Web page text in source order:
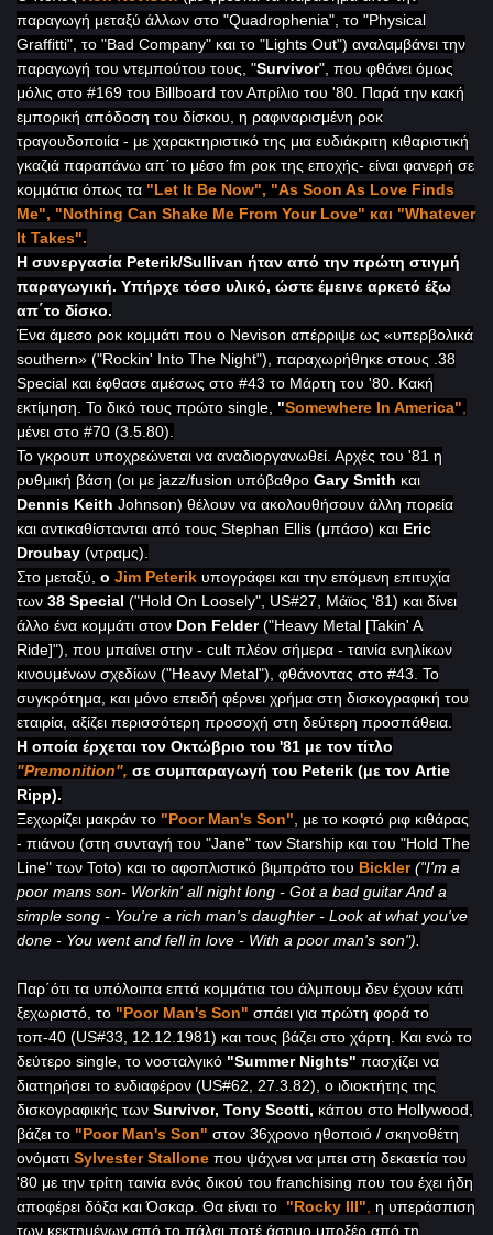
παραγωγή μεταξύ άλλων στο "Quadrophenia", το "Physical
Graffitti", το "Bad Company" και το "Lights Out") αναλαμβάνει την
παραγωγή του ντεμπούτου τους, "Survivor", που φθάνει όμως
μόλις στο #169 του Billboard τον Απρίλιο του '80. Παρά την κακή
εμπορική απόδοση του δίσκου, η ραφιναρισμένη ροκ
τραγουδοποιία - με χαρακτηριστικό της μια ευδιάκριτη κιθαριστική
γκαζιά παραπάνω απ΄το μέσο fm ροκ της εποχής- είναι φανερή σε
κομμάτια όπως τα "Let It Be Now", "As Soon As Love Finds
Me", "Nothing Can Shake Me From Your Love" και "Whatever
It Takes".
Η συνεργασία Peterik/Sullivan ήταν από την πρώτη στιγμή
παραγωγική. Υπήρχε τόσο υλικό, ώστε έμεινε αρκετό έξω
απ΄το δίσκο.
Ένα άμεσο ροκ κομμάτι που ο Nevison απέρριψε ως «υπερβολικά
southern» ("Rockin' Into The Night"), παραχωρήθηκε στους .38
Special και έφθασε αμέσως στο #43 το Μάρτη του '80. Κακή
εκτίμηση. Το δικό τους πρώτο single, "Somewhere In America",
μένει στο #70 (3.5.80).
Το γκρουπ υποχρεώνεται να αναδιοργανωθεί. Αρχές του '81 η
ρυθμική βάση (οι με jazz/fusion υπόβαθρο Gary Smith και
Dennis Keith Johnson) θέλουν να ακολουθήσουν άλλη πορεία
και αντικαθίστανται από τους Stephan Ellis (μπάσο) και Eric
Droubay (ντραμς).
Στο μεταξύ, ο Jim Peterik υπογράφει και την επόμενη επιτυχία
των 38 Special ("Hold On Loosely", US#27, Μάϊος '81) και δίνει
άλλο ένα κομμάτι στον Don Felder ("Heavy Metal [Takin' A
Ride]"), που μπαίνει στην - cult πλέον σήμερα - ταινία ενηλίκων
κινουμένων σχεδίων ("Heavy Metal"), φθάνοντας στο #43. To
συγκρότημα, και μόνο επειδή φέρνει χρήμα στη δισκογραφική του
εταιρία, αξίζει περισσότερη προσοχή στη δεύτερη προσπάθεια.
Η οποία έρχεται τον Οκτώβριο του '81 με τον τίτλο
"Premonition", σε συμπαραγωγή του Peterik (με τον Artie
Ripp).
Ξεχωρίζει μακράν το "Poor Man's Son", με το κοφτό ριφ κιθάρας
- πιάνου (στη συνταγή του "Jane" των Starship και του "Hold The
Line" των Toto) και το αφοπλιστικό βιμπράτο του Bickler ("I'm a
poor mans son- Workin' all night long - Got a bad guitar And a
simple song - You're a rich man's daughter - Look at what you've
done - You went and fell in love - With a poor man's son").
Παρ΄ότι τα υπόλοιπα επτά κομμάτια του άλμπουμ δεν έχουν κάτι
ξεχωριστό, το "Poor Man's Son" σπάει για πρώτη φορά το
τοπ-40 (US#33, 12.12.1981) και τους βάζει στο χάρτη. Και ενώ το
δεύτερο single, το νοσταλγικό "Summer Nights" πασχίζει να
διατηρήσει το ενδιαφέρον (US#62, 27.3.82), ο ιδιοκτήτης της
δισκογραφικής των Survivor, Tony Scotti, κάπου στο Hollywood,
βάζει το "Poor Man's Son" στον 36χρονο ηθοποιό / σκηνοθέτη
ονόματι Sylvester Stallone που ψάχνει να μπει στη δεκαετία του
'80 με την τρίτη ταινία ενός δικού του franchising που του έχει ήδη
αποφέρει δόξα και Όσκαρ. Θα είναι το "Rocky III", η υπεράσπιση
των κεκτημένων από το πάλαι ποτέ άσημο μποξέρ από τη